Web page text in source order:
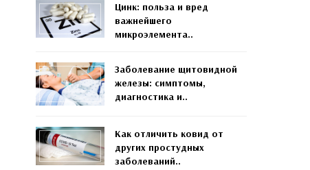
Цинк: польза и вред
важнейшего
микроэлемента..
Заболевание щитовидной
железы: симптомы,
диагностика и..
Как отличить ковид от
других простудных
заболеваний..